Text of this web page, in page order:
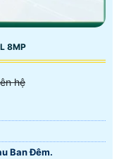
8MP
hệ
Ban Ðêm.